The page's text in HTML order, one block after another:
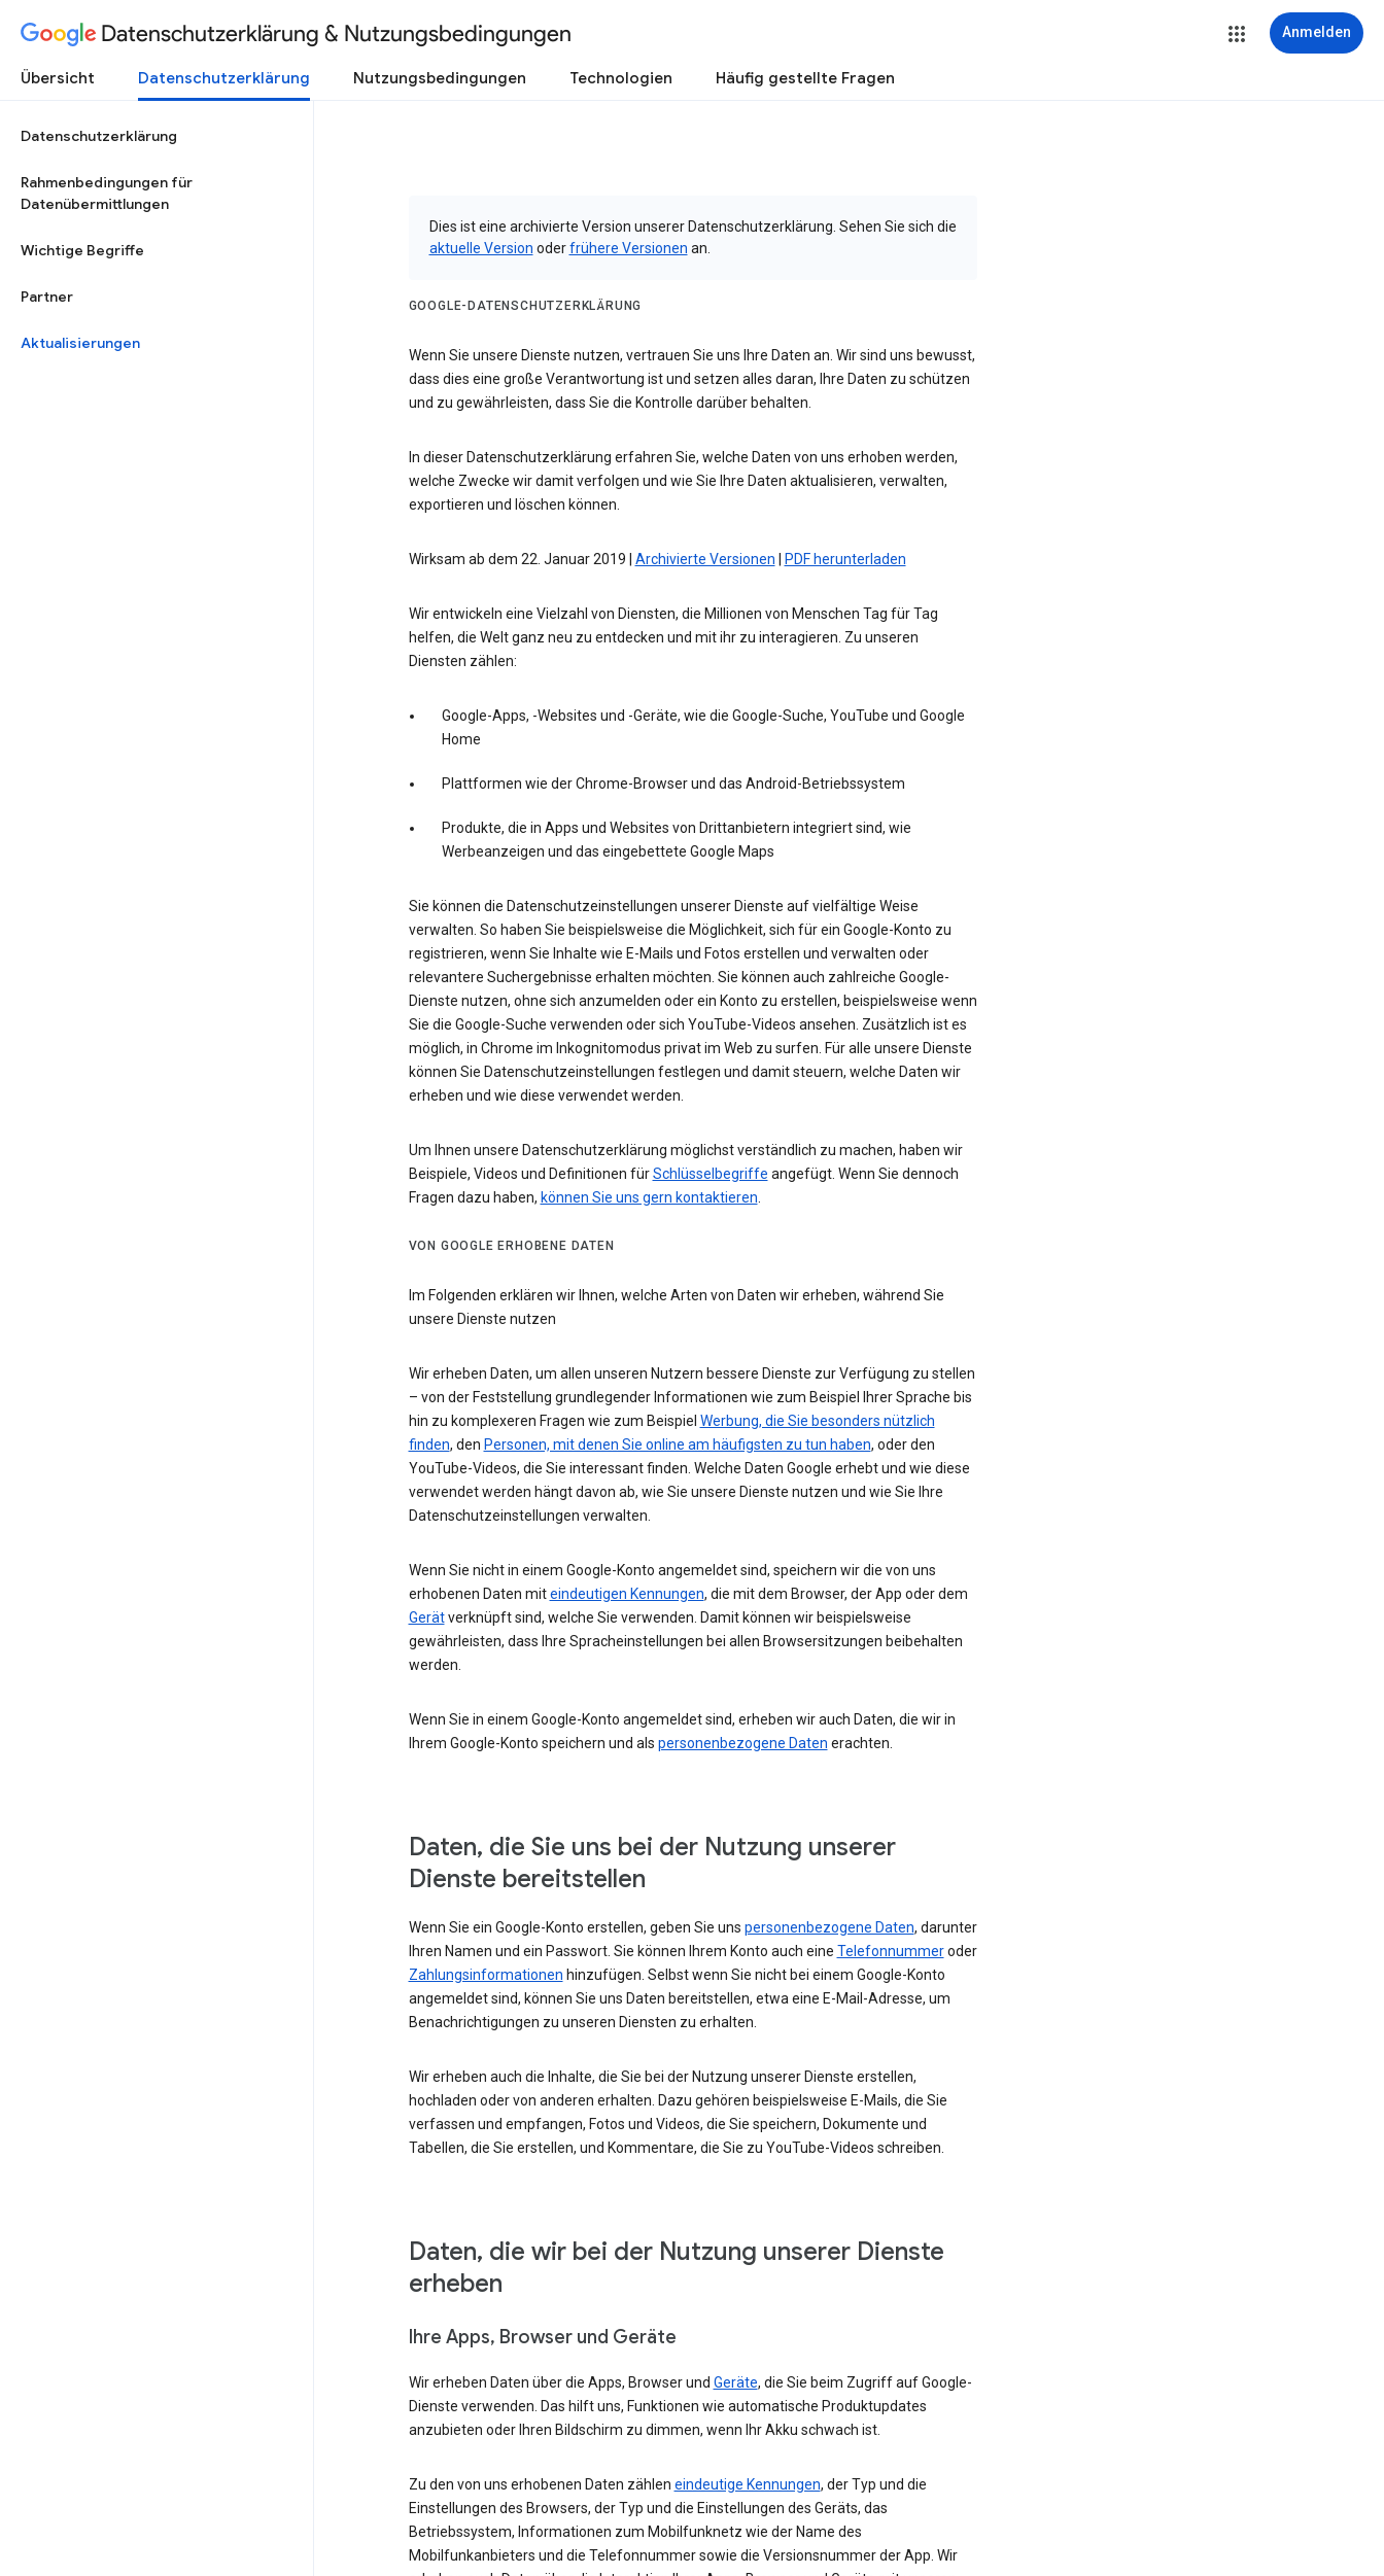
Datenschutzerklärung & Nutzungsbedingungen Anmelden
Übersicht Datenschutzerklärung Nutzungsbedingungen Technologien Häufig gestellte Fragen
Datenschutzerklärung
Rahmenbedingungen für
Datenübermittlungen
Wichtige Begriffe
Partner
Aktualisierungen
Dies ist eine archivierte Version unserer Datenschutzerklärung. Sehen Sie sich die
aktuelle Version oderfrühere Versionen an.
GOOGLE-DATENSCHUTZERKLÄRUNG
Wenn Sie unsere Dienste nutzen, vertrauen Sie uns Ihre Daten an. Wir sind uns bewusst,
dass dies eine große Verantwortung ist und setzen alles daran, Ihre Daten zu schützen
und zu gewährleisten, dass Sie die Kontrolle darüber behalten.
In dieser Datenschutzerklärung erfahren Sie, welche Daten von uns erhoben werden,
welche Zwecke wir damit verfolgen und wie Sie Ihre Daten aktualisieren, verwalten,
exportieren und löschen können.
Wirksam ab dem 22. Januar 2019 | Archivierte Versionen PDF herunterladen
Wir entwickeln eine Vielzahl von Diensten, die Millionen von Menschen Tag für Tag
helfen, die Welt ganz neu zu entdecken und mit ihr zu interagieren. Zu unseren
Diensten zählen:
Google-Apps, -Websites und -Geräte, wie die Google-Suche, YouTube und Google
Home
Plattformen wie der Chrome-Browser und das Android-Betriebssystem
Produkte, die in Apps und Websites von Drittanbietern integriert sind, wie
Werbeanzeigen und das eingebettete Google Maps
Sie können die Datenschutzeinstellungen unserer Dienste auf vielfältige Weise
verwalten. So haben Sie beispielsweise die Möglichkeit, sich für ein Google-Konto zu
registrieren, wenn Sie Inhalte wie E-Mails und Fotos erstellen und verwalten oder
relevantere Suchergebnisse erhalten möchten. Sie können auch zahlreiche Google-
Dienste nutzen, ohne sich anzumelden oder ein Konto zu erstellen, beispielsweise wenn
Sie die Google-Suche verwenden oder sich YouTube-Videos ansehen. Zusätzlich ist es
möglich, in Chrome im Inkognitomodus privat im Web zu surfen. Für alle unsere Dienste
können Sie Datenschutzeinstellungen festlegen und damit steuern, welche Daten wir
erheben und wie diese verwendet werden.
Um Ihnen unsere Datenschutzerklärung möglichst verständlich zu machen, haben wir
Beispiele, Videos und Definitionen fürSchlüsselbegriffe angefügt. Wenn Sie dennoch
Fragen dazu haben, können Sie uns gern kontaktieren.
VON GOOGLE ERHOBENE DATEN
Im Folgenden erklären wir Ihnen, welche Arten von Daten wir erheben, während Sie
unsere Dienste nutzen
Wir erheben Daten, um allen unseren Nutzern bessere Dienste zur Verfügung zu stellen
– von der Feststellung grundlegender Informationen wie zum Beispiel Ihrer Sprache bis
hin zu komplexeren Fragen wie zum Beispiel Werbung, die Sie besonders nützlich
finden, den Personen, mit denen Sie online am häufigsten zu tun haben, oder den
YouTube-Videos, die Sie interessant finden. Welche Daten Google erhebt und wie diese
verwendet werden hängt davon ab, wie Sie unsere Dienste nutzen und wie Sie Ihre
Datenschutzeinstellungen verwalten.
Wenn Sie nicht in einem Google-Konto angemeldet sind, speichern wir die von uns
erhobenen Daten miteindeutigen Kennungen, die mit dem Browser, der App oder dem
Gerätverknüpft sind, welche Sie verwenden. Damit können wir beispielsweise
gewährleisten, dass Ihre Spracheinstellungen bei allen Browsersitzungen beibehalten
werden.
Wenn Sie in einem Google-Konto angemeldet sind, erheben wir auch Daten, die wir in
Ihrem Google-Konto speichern und als personenbezogene Daten erachten.
Daten, die Sie uns bei der Nutzung unserer
Dienste bereitstellen
Wenn Sie ein Google-Konto erstellen, geben Sie uns personenbezogene Daten, darunter
Ihren Namen und ein Passwort. Sie können Ihrem Konto auch eine Telefonnummeroder
Zahlungsinformationen hinzufügen. Selbst wenn Sie nicht bei einem Google-Konto
angemeldet sind, können Sie uns Daten bereitstellen, etwa eine E-Mail-Adresse, um
Benachrichtigungen zu unseren Diensten zu erhalten.
Wir erheben auch die Inhalte, die Sie bei der Nutzung unserer Dienste erstellen,
hochladen oder von anderen erhalten. Dazu gehören beispielsweise E-Mails, die Sie
verfassen und empfangen, Fotos und Videos, die Sie speichern, Dokumente und
Tabellen, die Sie erstellen, und Kommentare, die Sie zu YouTube-Videos schreiben.
Daten, die wir bei der Nutzung unserer Dienste
erheben
Ihre Apps, Browser und Geräte
Wir erheben Daten über die Apps, Browser und Geräte, die Sie beim Zugriff auf Google-
Dienste verwenden. Das hilft uns, Funktionen wie automatische Produktupdates
anzubieten oder Ihren Bildschirm zu dimmen, wenn Ihr Akku schwach ist.
Zu den von uns erhobenen Daten zählen eindeutige Kennungen, der Typ und die
Einstellungen des Browsers, der Typ und die Einstellungen des Geräts, das
Betriebssystem, Informationen zum Mobilfunknetz wie der Name des
Mobilfunkanbieters und die Telefonnummer sowie die Versionsnummer der App. Wir